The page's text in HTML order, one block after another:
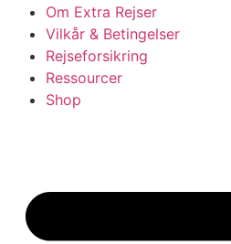
Om Extra Rejser
Vilkår & Betingelser
Rejseforsikring
Ressourcer
Shop